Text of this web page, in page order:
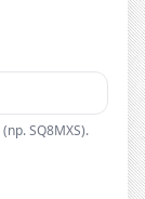
(np. SQ8MXS).